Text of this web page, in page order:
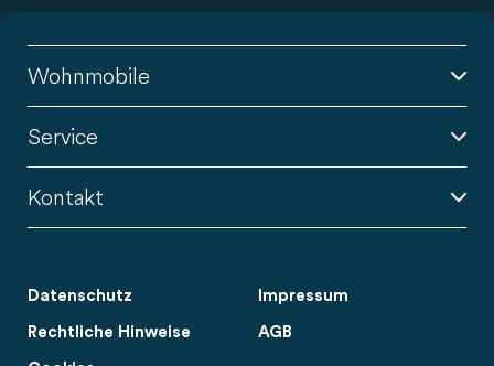
Wohnmobile
Service
Kontakt
Datenschutz Impressum
Rechtliche Hinweise AGB